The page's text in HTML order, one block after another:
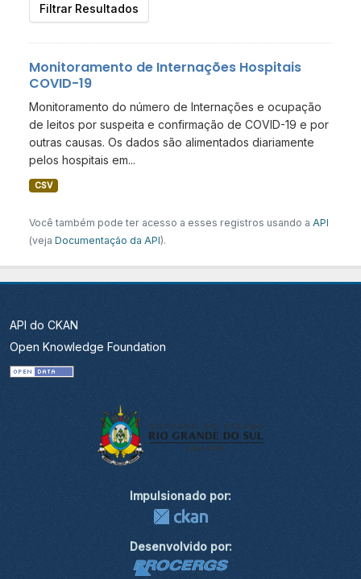
Filtrar Resultados
Monitoramento de Internações Hospitais
COVID-19
Monitoramento do número de Internações e ocupação
de leitos por suspeita e confirmação de COVID-19 e por
outras causas. Os dados são alimentados diariamente
pelos hospitais em...
CSV
Você também pode ter acesso a esses registros usando a API
(veja Documentação da API).
API do CKAN
Open Knowledge Foundation
Impulsionado por:
Desenvolvido por: